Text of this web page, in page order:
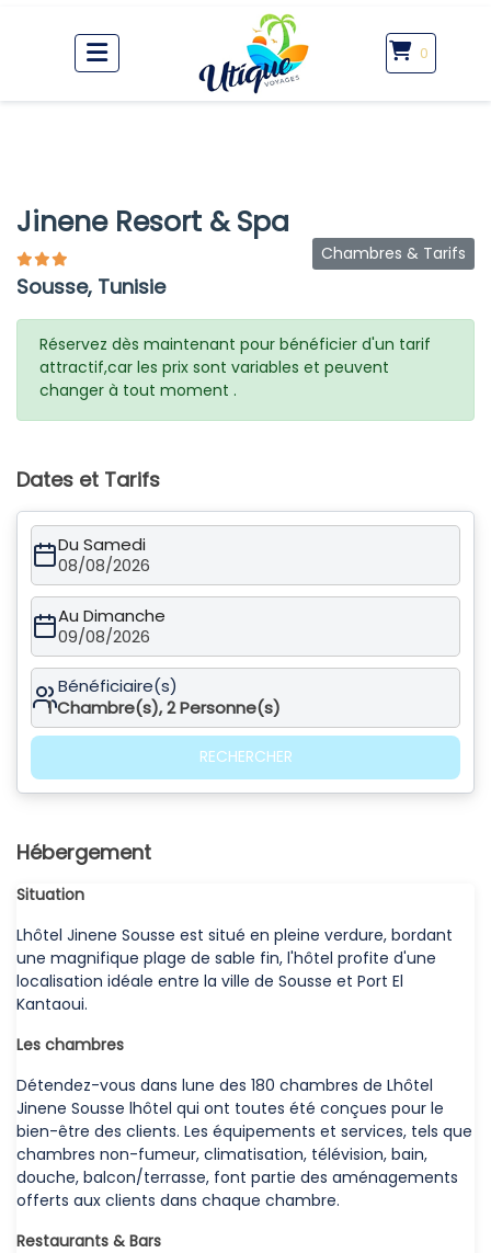
0
Jinene Resort & Spa
Sousse, Tunisie
Chambres & Tarifs
Réservez dès maintenant pour bénéficier d'un tarif
attractif,car les prix sont variables et peuvent
changer à tout moment .
Dates et Tarifs
Du Samedi
08/08/2026
Au Dimanche
09/08/2026
Bénéficiaire(s)
1Chambre(s),2Personne(s)
RECHERCHER
Hébergement
Situation
Lhôtel Jinene Sousse est situé en pleine verdure, bordant
une magnifique plage de sable fin, l'hôtel profite d'une
localisation idéale entre la ville de Sousse et Port El
Kantaoui.
Les chambres
Détendez-vous dans lune des 180 chambres de Lhôtel
Jinene Sousse lhôtel qui ont toutes été conçues pour le
bien-être des clients. Les équipements et services, tels que
chambres non-fumeur, climatisation, télévision, bain,
douche, balcon/terrasse, font partie des aménagements
offerts aux clients dans chaque chambre.
Restaurants & Bars